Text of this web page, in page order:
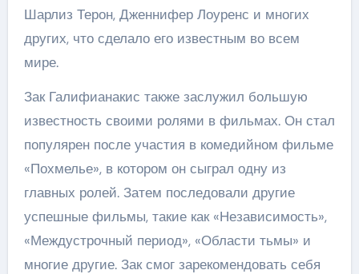
Шарлиз Терон, Дженнифер Лоуренс и многих
других, что сделало его известным во всем
мире.
Зак Галифианакис также заслужил большую
известность своими ролями в фильмах. Он стал
популярен после участия в комедийном фильме
«Похмелье», в котором он сыграл одну из
главных ролей. Затем последовали другие
успешные фильмы, такие как «Независимость»,
«Междустрочный период», «Области тьмы» и
многие другие. Зак смог зарекомендовать себя